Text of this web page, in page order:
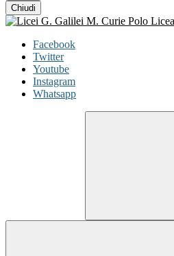
Chiudi
Facebook
Twitter
Youtube
Instagram
Whatsapp